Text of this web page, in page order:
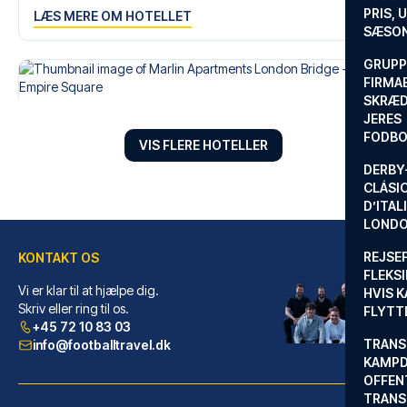
PRIS,
JERES
HVIS
LÆS MERE OM HOTELLET
Marlin Apartments London Bridge - Empire Square
FraMarlin Apartments London Br...
VIS FLERE HOTELLER
KONTAKT OS
Vi er klar til at hjælpe dig.
Skriv eller ring til os.
+45 72 10 83 03
info@footballtravel.dk